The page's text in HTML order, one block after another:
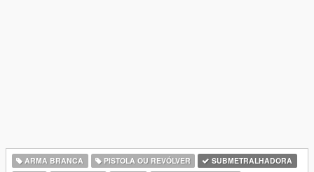
ARMA BRANCA PISTOLA OU REVÓLVER
SUBMETRALHADORA